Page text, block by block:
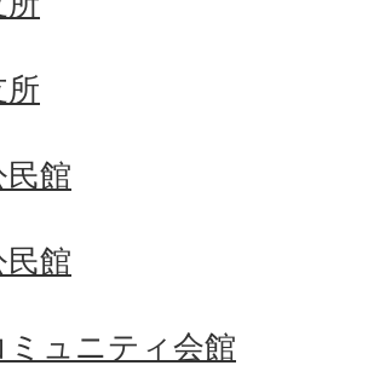
所
民館
館
ミュニティ会館